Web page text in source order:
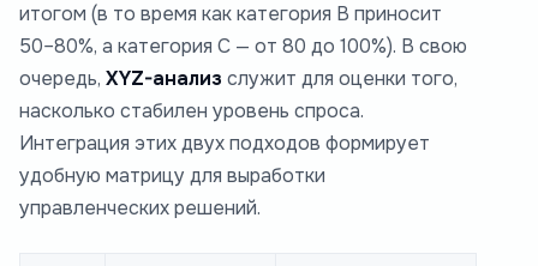
итогом (в то время как категория В приносит
50–80%, а категория С — от 80 до 100%). В свою
очередь, XYZ-анализ служит для оценки того,
насколько стабилен уровень спроса.
Интеграция этих двух подходов формирует
удобную матрицу для выработки
управленческих решений.